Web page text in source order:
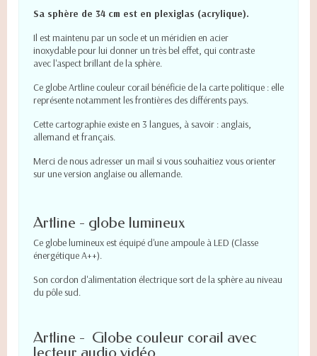
Sa sphère de 34 cm est en plexiglas (acrylique).
Il est maintenu par un socle et un méridien en acier
inoxydable pour lui donner un très bel effet, qui contraste
avec l'aspect brillant de la sphère.
Ce globe Artline couleur corail bénéficie de la carte politique : elle
représente notamment les frontières des différents pays.
Cette cartographie existe en 3 langues, à savoir : anglais,
allemand et français.
Merci de nous adresser un mail si vous souhaitiez vous orienter
sur une version anglaise ou allemande.
Artline - globe lumineux
Ce globe lumineux est équipé d'une ampoule à LED (Classe
énergétique A++).
Son cordon d'alimentation électrique sort de la sphère au niveau
du pôle sud.
Artline - Globe couleur corail avec